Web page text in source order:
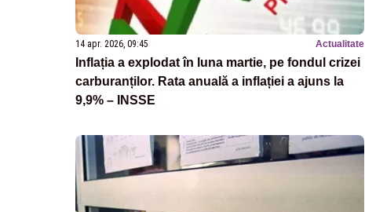
14 apr. 2026, 09:45 Actualitate
Inflația a explodat în luna martie, pe fondul crizei
carburanților. Rata anuală a inflației a ajuns la
9,9% – INSSE